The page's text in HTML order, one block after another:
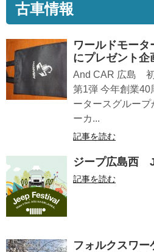
古車情報
ワールドモー
にプレゼント企
And CAR 広島
第1弾 今年創業40
ータースグルー
ーカ...
記事を読む
ジープ広島西
記事を読む
フォルクスワ